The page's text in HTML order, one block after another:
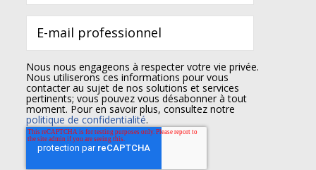
Nous nous engageons à respecter votre vie privée.
Nous utiliserons ces informations pour vous
contacter au sujet de nos solutions et services
pertinents; vous pouvez vous désabonner à tout
moment. Pour en savoir plus, consultez notre
politique de confidentialité.